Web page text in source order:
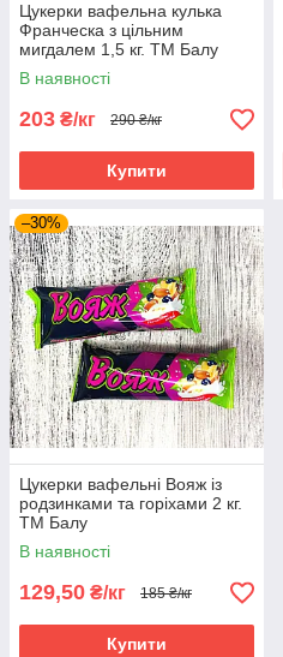
Цукерки вафельна кулька
Франческа з цільним
мигдалем 1,5 кг. ТМ Балу
В наявності
203 ₴/кг 290 ₴/кг
Купити
–30%
Цукерки вафельні Вояж із
родзинками та горіхами 2 кг.
ТМ Балу
В наявності
129,50 ₴/кг 185 ₴/кг
Купити